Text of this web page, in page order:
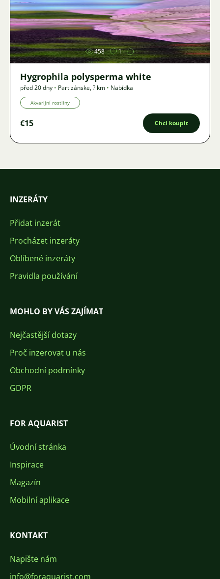
Obrázek
458 1
Hygrophila polysperma white
před 20 dny • Partizánske,? km • Nabídka
Akvarijní rostliny
€15 Chci koupit
INZERÁTY
Přidat inzerát
Procházet inzeráty
Oblíbené inzeráty
Pravidla používání
MOHLO BY VÁS ZAJÍMAT
Nejčastější dotazy
Proč inzerovat u nás
Obchodní podmínky
GDPR
FOR AQUARIST
Úvodní stránka
Inspirace
Magazín
Mobilní aplikace
KONTAKT
Napište nám
info@foraquarist.com